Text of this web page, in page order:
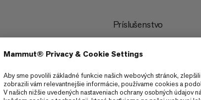
Príslušenstvo